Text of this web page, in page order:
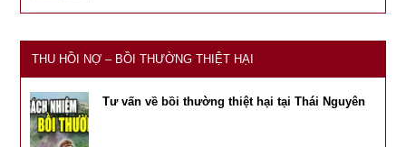
THU HỒI NỢ – BỒI THƯỜNG THIỆT HẠI
Tư vấn về bồi thường thiệt hại tại Thái Nguyên